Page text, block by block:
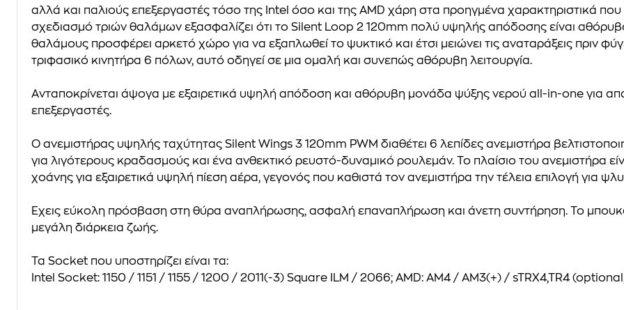
αλλά και παλιούς επεξεργαστές τόσο της Intel όσο και της AMD χάρη στα προηγμένα χαρακτηριστικά που
σχεδιασμό τριών θαλάμων εξασφαλίζει ότι το Silent Loop 2 120mm πολύ υψηλής απόδοσης είναι
θαλάμους προσφέρει αρκετό χώρο για να εξαπλωθεί το ψυκτικό και έτσι μειώνει τις αναταράξεις πριν
τριφασικό κινητήρα 6 πόλων, αυτό οδηγεί σε μια ομαλή και συνεπώς αθόρυβη λειτουργία.
Aνταποκρίνεται άψογα με εξαιρετικά υψηλή απόδοση και αθόρυβη μονάδα ψύξης νερού all-in-one για
επεξεργαστές.
Ο ανεμιστήρας υψηλής ταχύτητας Silent Wings 3 120mm PWM διαθέτει 6 λεπίδες ανεμιστήρα
για λιγότερους κραδασμούς και ένα ανθεκτικό ρευστό-δυναμικό ρουλεμάν. Το πλαίσιο του ανεμιστήρα
χοάνης για εξαιρετικά υψηλή πίεση αέρα, γεγονός που καθιστά τον ανεμιστήρα την τέλεια επιλογή για
Έχεις εύκολη πρόσβαση στη θύρα αναπλήρωσης, ασφαλή επαναπλήρωση και άνετη συντήρηση. Το
μεγάλη διάρκεια ζωής.
Τα Socket που υποστηρίζει είναι τα:
Intel Socket: 1150 / 1151 / 1155 / 1200 / 2011(-3) Square ILM / 2066; AMD: AM4 / AM3(+) / sTRX4,TR4